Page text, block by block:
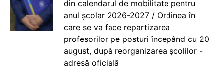
din calendarul de mobilitate pentru
anul școlar 2026-2027 / Ordinea în
care se va face repartizarea
profesorilor pe posturi începând cu 20
august, după reorganizarea școlilor -
adresă oficială